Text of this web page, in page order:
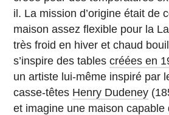
il. La mission d’origine était de
maison assez flexible pour la
très froid en hiver et chaud
s’inspire des tablescréées en
un artiste lui-même inspiré par
casse-têtes Henry Dudeney
et imagine une maison capable